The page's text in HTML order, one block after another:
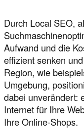
Durch Local SEO,
Aufwand und die
effizient senken
Region, wie
Umgebung,
dabei unverändert:
Internet für Ihre
Ihre Online-Shops.